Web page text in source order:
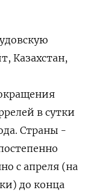
Казахстан,
в сутки
Страны -
с апреля (на
до конца